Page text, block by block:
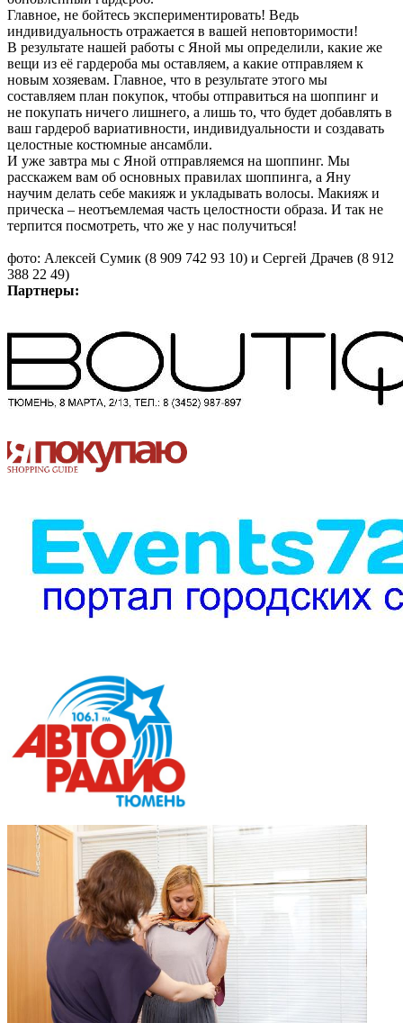
Главное, не бойтесь экспериментировать! Ведь
индивидуальность отражается в вашей неповторимости!
В результате нашей работы с Яной мы определили, какие же
вещи из её гардероба мы оставляем, а какие отправляем к
новым хозяевам. Главное, что в результате этого мы
составляем план покупок, чтобы отправиться на шоппинг и
не покупать ничего лишнего, а лишь то, что будет добавлять в
ваш гардероб вариативности, индивидуальности и создавать
целостные костюмные ансамбли.
И уже завтра мы с Яной отправляемся на шоппинг. Мы
расскажем вам об основных правилах шоппинга, а Яну
научим делать себе макияж и укладывать волосы. Макияж и
прическа – неотъемлемая часть целостности образа. И так не
терпится посмотреть, что же у нас получиться!
фото: Алексей Сумик (8 909 742 93 10) и Сергей Драчев (8 912
388 22 49)
Партнеры: